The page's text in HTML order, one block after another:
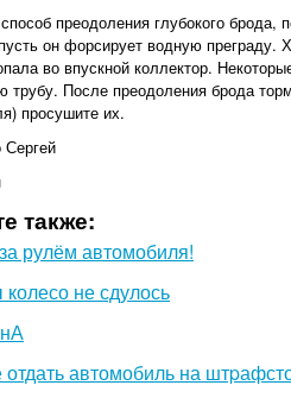
преодоления глубокого
он форсирует водную преграду.
во впускной коллектор.
трубу. После преодоления брода
просушите их.
Сергей
также:
рулём автомобиля!
не сдулось
отдать автомобиль на